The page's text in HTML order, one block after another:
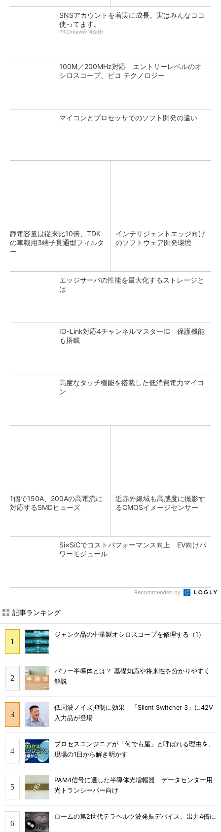
SNSアカウントを着実に成長。実はみんなココ
使ってます。
PR(Dreaw合同会社)
100M／200MHz対応 エントリーレベルのオ
シロスコープ、ピコ テクノロジー
マイコンとプロセッサでのソフト開発の違い
静電容量は従来比10倍、TDK
の車載用3端子貫通型フィルタ
ー
インテリジェントエッジ向け
のソフトウェア開発環境
エッジサーバの性能を最大化するストレージと
は
IO-Link対応4チャンネルマスターIC 保護機能
も搭載
高度なタッチ機能を搭載した低消費電力マイコ
ン
1個で150A、200Aの高電流に
対応するSMDヒューズ
近赤外線域も高感度に撮影す
るCMOSイメージセンサー
Si×SiCでコストパフォーマンス向上 EV向けパ
ワーモジュール
Recommended by
記事ランキング
ジャンク品の中華製オシロスコープを修理する（1）
パワー半導体とは？ 基礎知識や将来性を分かりやすく
解説
低周波ノイズ抑制に効果 「Silent Switcher 3」に42V
入力品が登場
プロセスエンジニアが「何でも屋」と呼ばれる理由を、
現場の1日から解き明かす
PAM4信号に適した半導体光増幅器 データセンター用
光トランシーバー向け
ロームの第2世代テラヘルツ波発振デバイス、出力4倍に